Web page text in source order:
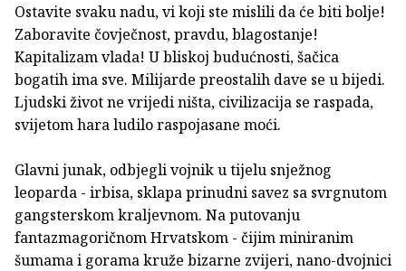
Ostavite svaku nadu, vi koji ste mislili da će biti bolje!
Zaboravite čovječnost, pravdu, blagostanje!
Kapitalizam vlada! U bliskoj budućnosti, šačica
bogatih ima sve. Milijarde preostalih dave se u bijedi.
Ljudski život ne vrijedi ništa, civilizacija se raspada,
svijetom hara ludilo raspojasane moći.
Glavni junak, odbjegli vojnik u tijelu snježnog
leoparda - irbisa, sklapa prinudni savez sa svrgnutom
gangsterskom kraljevnom. Na putovanju
fantazmagoričnom Hrvatskom - čijim miniranim
šumama i gorama kruže bizarne zvijeri, nano-dvojnici